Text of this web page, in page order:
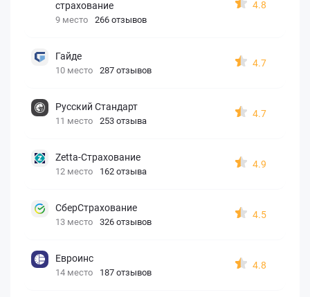
страхование
9 место 266 отзывов
4.8
Гайде
10 место 287 отзывов
4.7
Русский Стандарт
11 место 253 отзыва
4.7
Zetta-Страхование
12 место 162 отзыва
4.9
СберСтрахование
13 место 326 отзывов
4.5
Евроинс
14 место 187 отзывов
4.8